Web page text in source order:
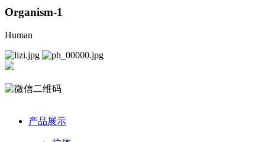
Organism-1
Human
产品展示